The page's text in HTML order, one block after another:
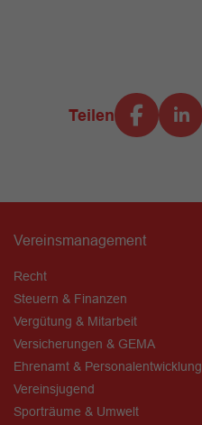
Teilen
Vereinsmanagement
Recht
Steuern & Finanzen
Vergütung & Mitarbeit
Versicherungen & GEMA
Ehrenamt & Personalentwicklung
Vereinsjugend
Sporträume & Umwelt